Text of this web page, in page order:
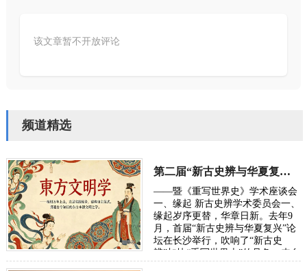
该文章暂不开放评论
频道精选
第二届“新古史辨与华夏复兴”学术研讨会定于10月长沙举行
——暨《重写世界史》学术座谈会
一、缘起 新古史辨学术委员会一、
缘起岁序更替，华章日新。去年9
月，首届“新古史辨与华夏复兴”论
坛在长沙举行，吹响了“新古史
辨”加快“重写世界史”的号角。来自